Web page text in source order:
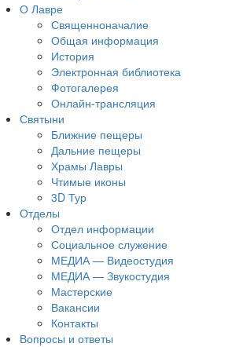
О Лавре
Священноначалие
Общая информация
История
Электронная библиотека
Фотогалерея
Онлайн-трансляция
Святыни
Ближние пещеры
Дальние пещеры
Храмы Лавры
Чтимые иконы
3D Тур
Отделы
Отдел информации
Социальное служение
МЕДИА — Видеостудия
МЕДИА — Звукостудия
Мастерские
Вакансии
Контакты
Вопросы и ответы